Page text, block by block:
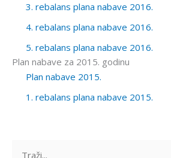
3. rebalans plana nabave 2016.
4. rebalans plana nabave 2016.
5. rebalans plana nabave 2016.
Plan nabave za 2015. godinu
Plan nabave 2015.
1. rebalans plana nabave 2015.